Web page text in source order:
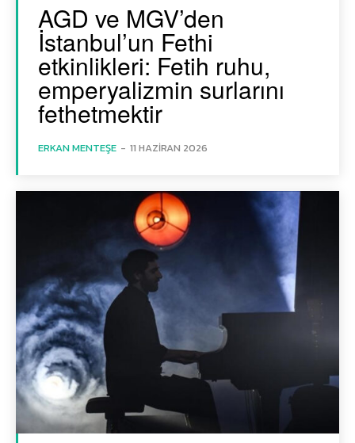
AGD ve MGV’den
İstanbul’un Fethi
etkinlikleri: Fetih ruhu,
emperyalizmin surlarını
fethetmektir
ERKAN MENTEŞE - 11 HAZIRAN 2026